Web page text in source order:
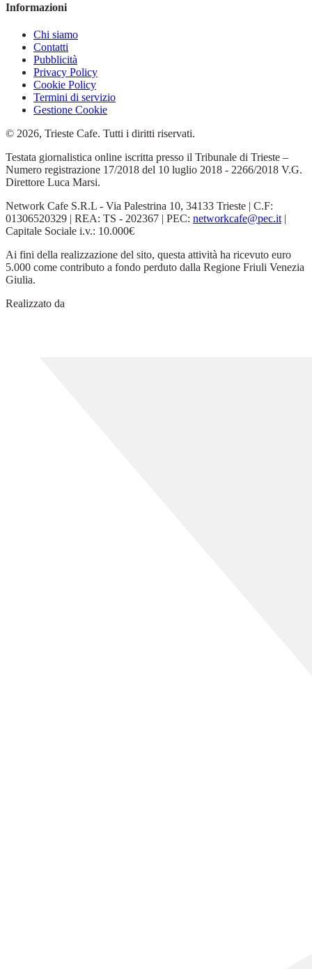
Informazioni
Chi siamo
Contatti
Pubblicità
Privacy Policy
Cookie Policy
Termini di servizio
Gestione Cookie
© 2026, Trieste Cafe. Tutti i diritti riservati.
Testata giornalistica online iscritta presso il Tribunale di Trieste –
Numero registrazione 17/2018 del 10 luglio 2018 - 2266/2018 V.G.
Direttore Luca Marsi.
Network Cafe S.R.L - Via Palestrina 10, 34133 Trieste | C.F:
01306520329 | REA: TS - 202367 | PEC: networkcafe@pec.it |
Capitale Sociale i.v.: 10.000€
Ai fini della realizzazione del sito, questa attività ha ricevuto euro
5.000 come contributo a fondo perduto dalla Regione Friuli Venezia
Giulia.
Realizzato da